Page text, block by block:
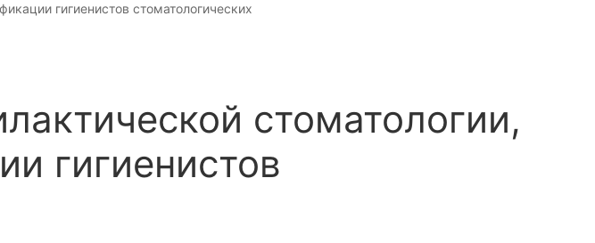
гигиенистов стоматологических
стоматологии,
гигиенистов